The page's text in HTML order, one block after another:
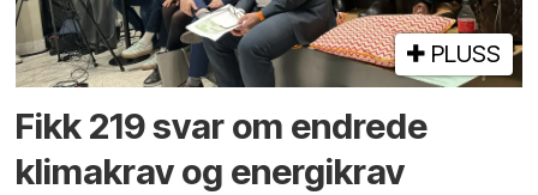
PLUSS
Fikk 219 svar om endrede
klimakrav og energikrav